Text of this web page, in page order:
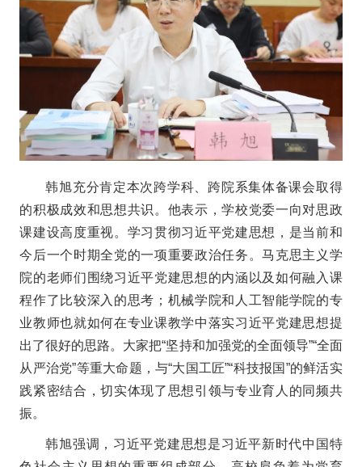
韩旭充分肯定本次跨学科、跨院系集体备课会取得
的积极成效和思想共识。他表示，学校党委一向对思政
课建设高度重视。学习贯彻习近平党建思想，是当前和
今后一个时期全党的一项重要政治任务。马克思主义学
院的老师们围绕习近平党建思想的内涵以及如何融入课
程作了比较深入的思考；机械学院和人工智能学院的专
业教师也就如何在专业课教学中落实习近平党建思想提
出了很好的思路。大家把“坚持和加强党的全面领导”“全面
从严治党”等重大命题，与“大国工匠”“科技报国”的鲜活实
践紧密结合，切实体现了思想引领与专业育人的同频共
振。
韩旭强调，习近平党建思想是习近平新时代中国特